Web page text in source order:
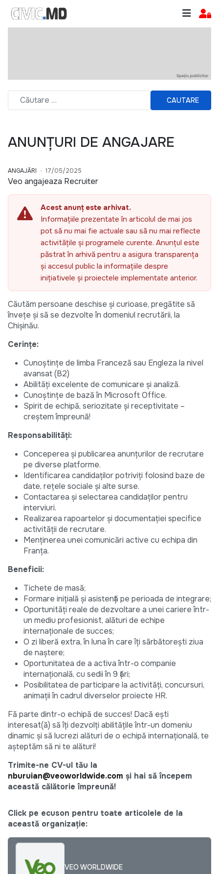
CAUTARE
ANUNȚURI DE ANGAJARE
ANGAJĂRI 17/05/2025
Veo angajeaza Recruiter
Acest anunț este arhivat.
Informațiile prezentate în articolul de mai jos
pot să nu mai fie actuale sau să nu mai reflecte
activitățile și programele curente. Anunțul este
păstrat în arhivă pentru a asigura transparența
și accesul public la informațiile despre
inițiativele și proiectele implementate anterior.
Căutăm persoane deschise și curioase, pregătite să
învețe și să se dezvolte în domeniul recrutării, la
Chișinău.
Cerințe:
Cunoștințe de limba Franceză sau Engleza la nivel
avansat (B2)
Abilități excelente de comunicare și analiză.
Cunoștințe de bază în Microsoft Office.
Spirit de echipă, seriozitate și receptivitate –
creștem împreună!
Responsabilități:
Conceperea și publicarea anunțurilor de recrutare
pe diverse platforme.
Identificarea candidaților potriviți folosind baze de
date, rețele sociale și alte surse.
Contactarea și selectarea candidaților pentru
interviuri.
Realizarea rapoartelor și documentației specifice
activității de recrutare.
Menținerea unei comunicări active cu echipa din
Franța.
Beneficii:
Tichete de masă;
Formare inițială și asistență pe perioada de integrare;
Oportunități reale de dezvoltare a unei cariere într-
un mediu profesionist, alături de echipe
internaționale de succes;
O zi liberă extra, în luna în care îți sărbătorești ziua
de naștere;
Oportunitatea de a activa într-o companie
internațională, cu sedii în 9 țări;
Posibilitatea de participare la activități, concursuri,
animații în cadrul diverselor proiecte HR.
Fă parte dintr-o echipă de succes! Dacă ești
interesat(ă) să îți dezvolți abilitățile într-un domeniu
dinamic și să lucrezi alături de o echipă internațională, te
așteptăm să ni te alături!
Trimite-ne CV-ul tău la
nburuian@veoworldwide.com și hai să începem
această călătorie împreună!
Click pe ecuson pentru toate articolele de la
această organizație:
VEO WORLDWIDE